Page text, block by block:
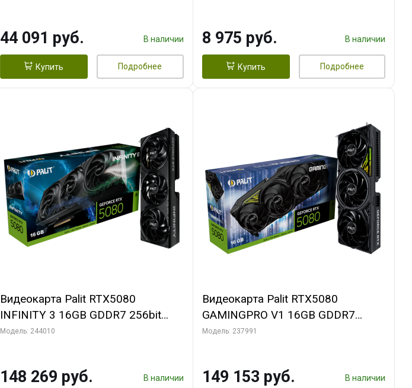
44 091 руб. В наличии
Купить Подробнее
8 975 руб. В наличии
Купить Подробнее
Видеокарта Palit RTX5080
INFINITY 3 16GB GDDR7 256bit
3xDP HDMI 3FAN RTL
Модель: 244010
148 269 руб. В наличии
Видеокарта Palit RTX5080
GAMINGPRO V1 16GB GDDR7
256bit 3xDP HDMI 3FAN RTL
Модель: 237991
149 153 руб. В наличии